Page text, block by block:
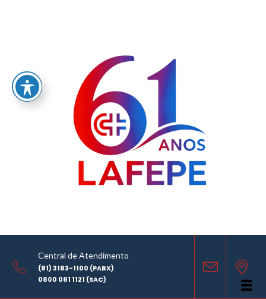
Central de Atendimento
(81) 3183-1100 (PABX)
0800 081 1121 (SAC)
LABORATÓRIO FARMACÊUTICO DO ESTADO DE PERNAMBUCO
GOVERNADOR MIGUEL ARRAES - LAFEPE AVISO DE COTAÇÃO Nº 0008/2026
COMPARTILHE
LABORATÓRIO